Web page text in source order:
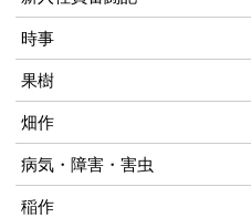
時事
果樹
畑作
病気・障害・害虫
稲作